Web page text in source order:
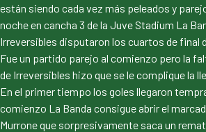
están siendo cada vez más peleados y
noche en cancha 3 de la Juve Stadium La
Irreversibles disputaron los cuartos de final
Fue un partido parejo al comienzo pero la
de Irreversibles hizo que se le complique la
En el primer tiempo los goles llegaron
comienzo La Banda consigue abrir el
Murrone que sorpresivamente saca un